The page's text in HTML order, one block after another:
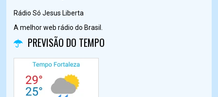
Rádio Só Jesus Liberta
A melhor web rádio do Brasil.
PREVISÃO DO TEMPO